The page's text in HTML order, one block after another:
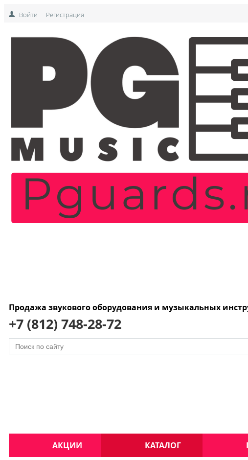
Войти Регистрация
Продажа звукового оборудования и музыкальных
+7 (812) 748-28-72
АКЦИИ КАТАЛОГ